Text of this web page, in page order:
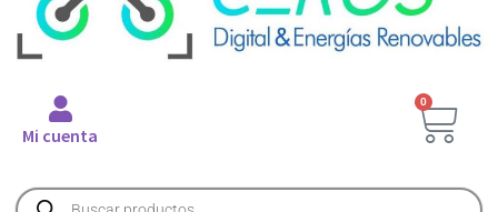
Mi cuenta
0